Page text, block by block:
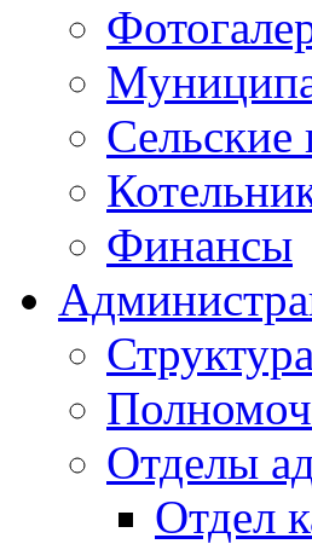
Сельские
Финансы
Отделы
Отдел